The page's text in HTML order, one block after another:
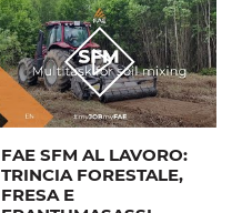
FAE SFM AL LAVORO:
TRINCIA FORESTALE,
FRESA E